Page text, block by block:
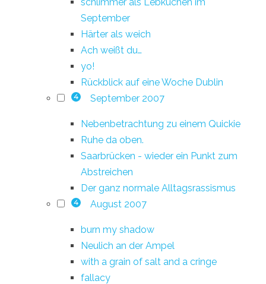
September
Härter als weich
Ach weißt du…
yo!
Rückblick auf eine Woche Dublin
4 September 2007
Nebenbetrachtung zu einem Quickie
Ruhe da oben.
Saarbrücken - wieder ein Punkt zum
Abstreichen
Der ganz normale Alltagsrassismus
4 August 2007
burn my shadow
Neulich an der Ampel
with a grain of salt and a cringe
fallacy